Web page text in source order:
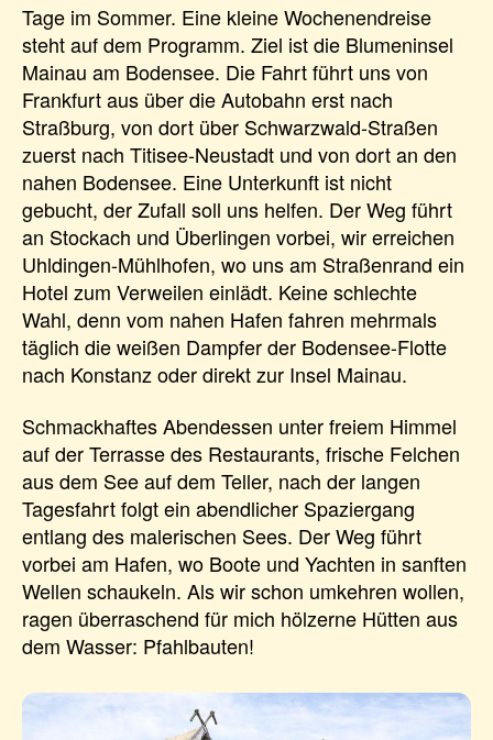
Tage im Sommer. Eine kleine Wochenendreise
steht auf dem Programm. Ziel ist die Blumeninsel
Mainau am Bodensee. Die Fahrt führt uns von
Frankfurt aus über die Autobahn erst nach
Straßburg, von dort über Schwarzwald-Straßen
zuerst nach Titisee-Neustadt und von dort an den
nahen Bodensee. Eine Unterkunft ist nicht
gebucht, der Zufall soll uns helfen. Der Weg führt
an Stockach und Überlingen vorbei, wir erreichen
Uhldingen-Mühlhofen, wo uns am Straßenrand ein
Hotel zum Verweilen einlädt. Keine schlechte
Wahl, denn vom nahen Hafen fahren mehrmals
täglich die weißen Dampfer der Bodensee-Flotte
nach Konstanz oder direkt zur Insel Mainau.
Schmackhaftes Abendessen unter freiem Himmel
auf der Terrasse des Restaurants, frische Felchen
aus dem See auf dem Teller, nach der langen
Tagesfahrt folgt ein abendlicher Spaziergang
entlang des malerischen Sees. Der Weg führt
vorbei am Hafen, wo Boote und Yachten in sanften
Wellen schaukeln. Als wir schon umkehren wollen,
ragen überraschend für mich hölzerne Hütten aus
dem Wasser: Pfahlbauten!